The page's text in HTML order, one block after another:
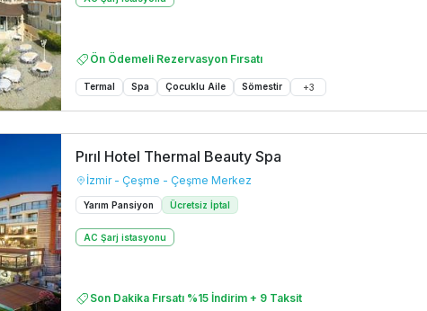
Ön Ödemeli Rezervasyon Fırsatı
Termal Spa Çocuklu Aile Sömestir +3
Pırıl Hotel Thermal Beauty Spa
İzmir - Çeşme - Çeşme Merkez
Yarım Pansiyon Ücretsiz İptal
AC Şarj istasyonu
Son Dakika Fırsatı %15 İndirim + 9 Taksit